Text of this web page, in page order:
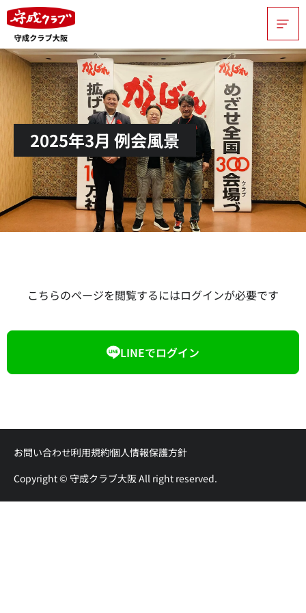
2025年3月 例会風景
こちらのページを閲覧するにはログインが必要です
LINEでログイン
Copyright © 守成クラブ大阪 All right reserved.
お問い合わせ利用規約個人情報保護方針